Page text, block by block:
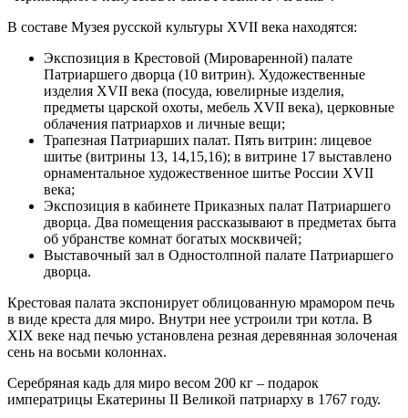
В составе Музея русской культуры XVII века находятся:
Экспозиция в Крестовой (Мироваренной) палате
Патриаршего дворца (10 витрин). Художественные
изделия XVII века (посуда, ювелирные изделия,
предметы царской охоты, мебель XVII века), церковные
облачения патриархов и личные вещи;
Трапезная Патриарших палат. Пять витрин: лицевое
шитье (витрины 13, 14,15,16); в витрине 17 выставлено
орнаментальное художественное шитье России XVII
века;
Экспозиция в кабинете Приказных палат Патриаршего
дворца. Два помещения рассказывают в предметах быта
об убранстве комнат богатых москвичей;
Выставочный зал в Одностолпной палате Патриаршего
дворца.
Крестовая палата экспонирует облицованную мрамором печь
в виде креста для миро. Внутри нее устроили три котла. В
XIX веке над печью установлена резная деревянная золоченая
сень на восьми колоннах.
Серебряная кадь для миро весом 200 кг – подарок
императрицы Екатерины II Великой патриарху в 1767 году.